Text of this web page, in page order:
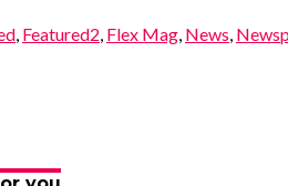
Featured2 Flex Mag News